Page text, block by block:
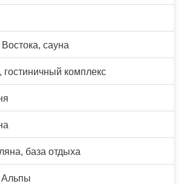
сауна
комплекс
база отдыха
Альпы